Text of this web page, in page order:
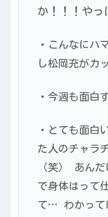
か！！！ やっ
・こんなにハ
し松岡充がカ
・今週も面白
・とても面白
た人のチャラ
（笑） あん
で身体はって
て… わかって